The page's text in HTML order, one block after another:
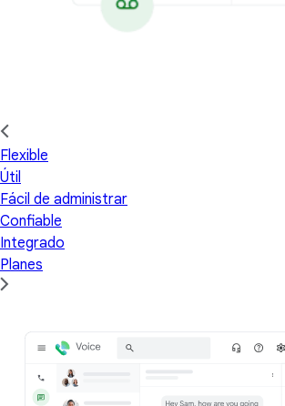
Flexible
Útil
Fácil de administrar
Confiable
Integrado
Planes